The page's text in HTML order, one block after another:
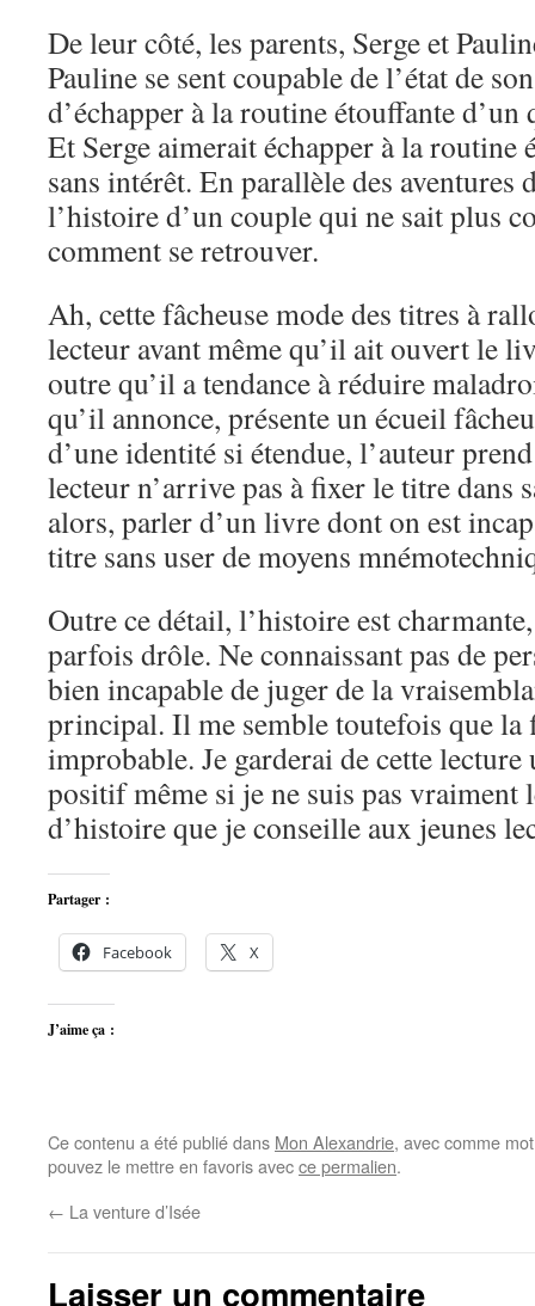
De leur côté, les parents, Serge et
Pauline se sent coupable de l’état de
d’échapper à la routine étouffante
Et Serge aimerait échapper à la routine
sans intérêt. En parallèle des aventures
l’histoire d’un couple qui ne sait plus
comment se retrouver.
Ah, cette fâcheuse mode des titres à
lecteur avant même qu’il ait ouvert le
outre qu’il a tendance à réduire
qu’il annonce, présente un écueil
d’une identité si étendue, l’auteur
lecteur n’arrive pas à fixer le titre dans
alors, parler d’un livre dont on est
titre sans user de moyens
Outre ce détail, l’histoire est
parfois drôle. Ne connaissant pas de
bien incapable de juger de la
principal. Il me semble toutefois que la
improbable. Je garderai de cette
positif même si je ne suis pas vraiment
d’histoire que je conseille aux jeunes
Partager :
Facebook X
J’aime ça :
Ce contenu a été publié dans Mon Alexandrie, avec comme
pouvez le mettre en favoris avecce permalien.
← La venture d’Isée
Laisser un commentaire